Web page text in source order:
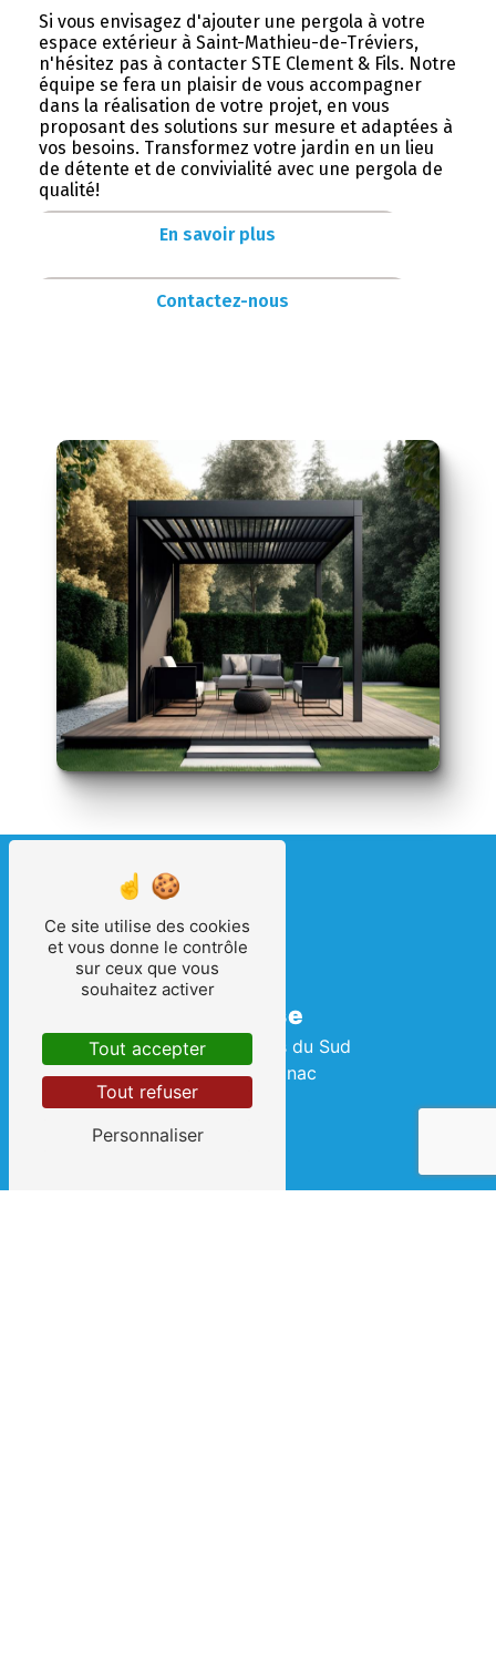
Si vous envisagez d'ajouter une pergola à votre
espace extérieur à Saint-Mathieu-de-Tréviers,
n'hésitez pas à contacter STE Clement & Fils. Notre
équipe se fera un plaisir de vous accompagner
dans la réalisation de votre projet, en vous
proposant des solutions sur mesure et adaptées à
vos besoins. Transformez votre jardin en un lieu
de détente et de convivialité avec une pergola de
qualité!
En savoir plus
Contactez-nous
Adresse
2 Rue des Terres du Sud
34990 Juvignac
Ce site utilise des cookies
et vous donne le contrôle
sur ceux que vous
souhaitez activer
Tout accepter
Tout refuser
Personnaliser